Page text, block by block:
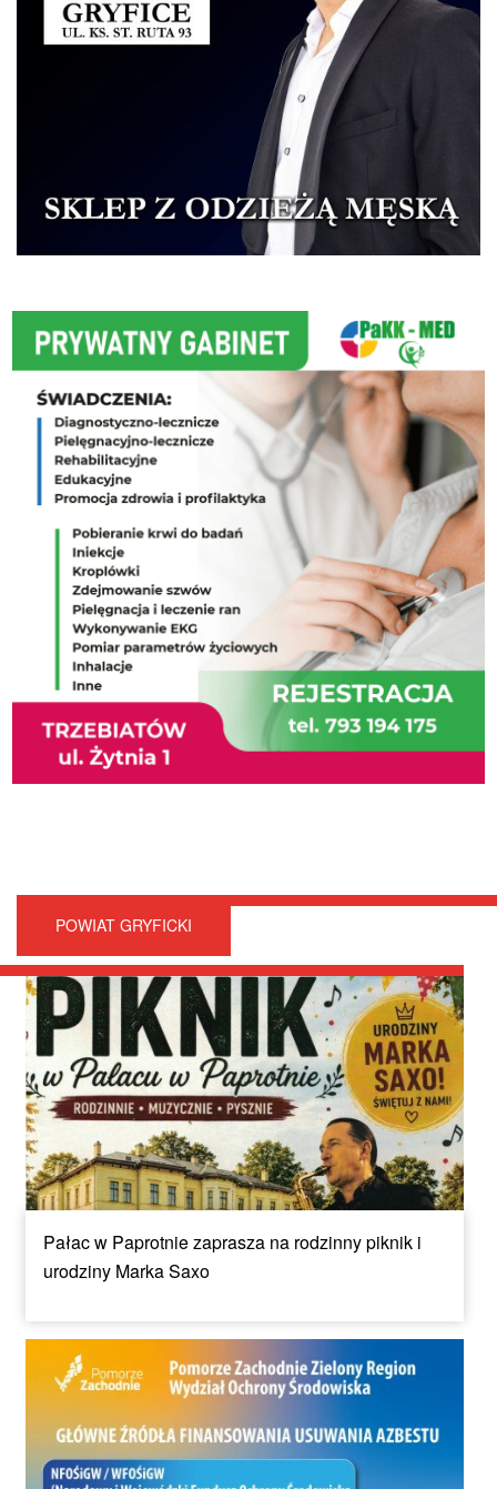
POWIAT GRYFICKI
Pałac w Paprotnie zaprasza na rodzinny piknik i
urodziny Marka Saxo